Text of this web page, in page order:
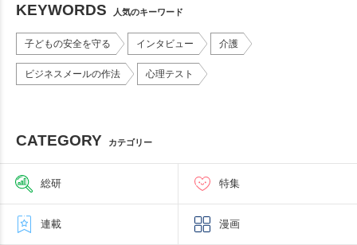
KEYWORDS 人気のキーワード
子どもの安全を守る インタビュー 介護
ビジネスメールの作法 心理テスト
CATEGORY カテゴリー
総研 特集
連載 漫画